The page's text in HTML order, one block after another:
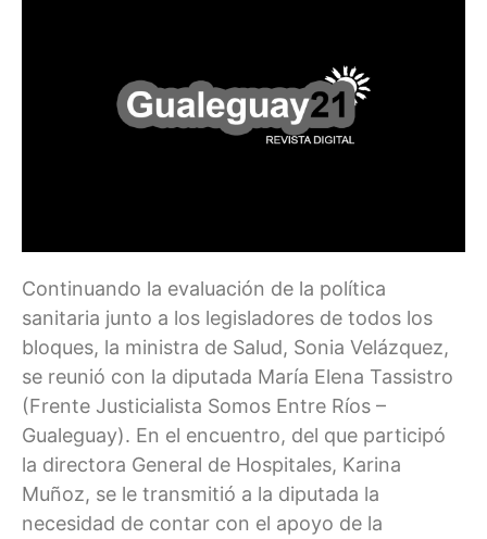
Continuando la evaluación de la política
sanitaria junto a los legisladores de todos los
bloques, la ministra de Salud, Sonia Velázquez,
se reunió con la diputada María Elena Tassistro
(Frente Justicialista Somos Entre Ríos –
Gualeguay). En el encuentro, del que participó
la directora General de Hospitales, Karina
Muñoz, se le transmitió a la diputada la
necesidad de contar con el apoyo de la